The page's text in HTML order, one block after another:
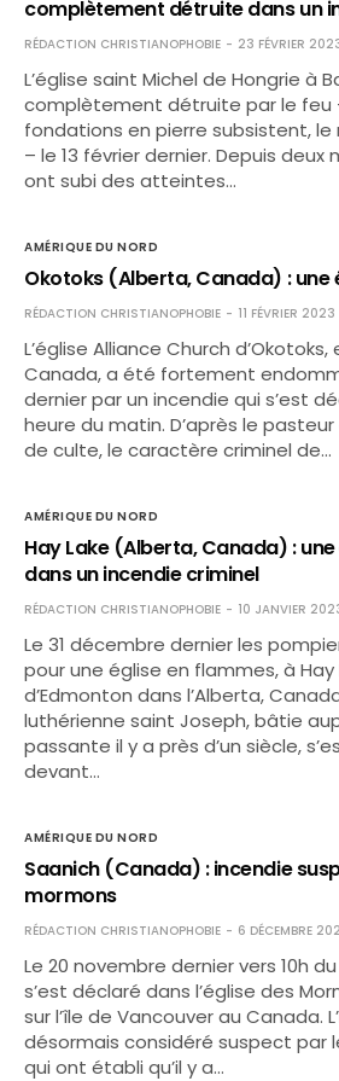
complètement détruite dans un
RÉDACTION CHRISTIANOPHOBIE 23 FÉVRIER
L’église saint Michel de Hongrie à
complètement détruite par le feu
fondations en pierre subsistent,
– le 13 février dernier. Depuis deux
ont subi des atteintes…
AMÉRIQUE DU NORD
Okotoks (Alberta, Canada) : une
RÉDACTION CHRISTIANOPHOBIE 11 FÉVRIER 2023
L’église Alliance Church
Canada, a été fortement
dernier par un incendie qui s’est
heure du matin. D’après le
de culte, le caractère criminel de…
AMÉRIQUE DU NORD
Hay Lake (Alberta, Canada) :
dans un incendie criminel
RÉDACTION CHRISTIANOPHOBIE 10 JANVIER
Le 31 décembre dernier les
pour une église en flammes, à Hay
d’Edmonton dans l’Alberta,
luthérienne saint Joseph, bâtie
passante il y a près d’un siècle,
devant…
AMÉRIQUE DU NORD
Saanich (Canada) : incendie
mormons
RÉDACTION CHRISTIANOPHOBIE 6 DÉCEMBRE
Le 20 novembre dernier vers 10h
s’est déclaré dans l’église des
sur l’île de Vancouver au Canada.
désormais considéré suspect par
qui ont établi qu’il y a…